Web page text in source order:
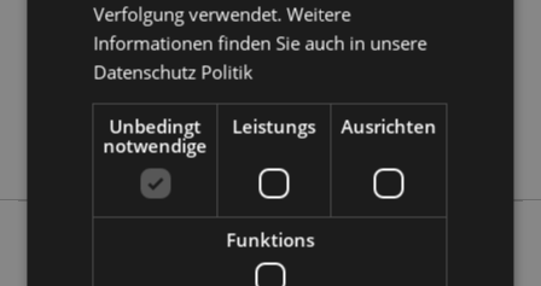
144
0.096000
Ja
Keine
Keine
Verfolgung verwendet. Weitere
Informationen finden Sie auch in unsere
Datenschutz Politik
Unbedingt
notwendige
Leistungs Ausrichten
Funktions